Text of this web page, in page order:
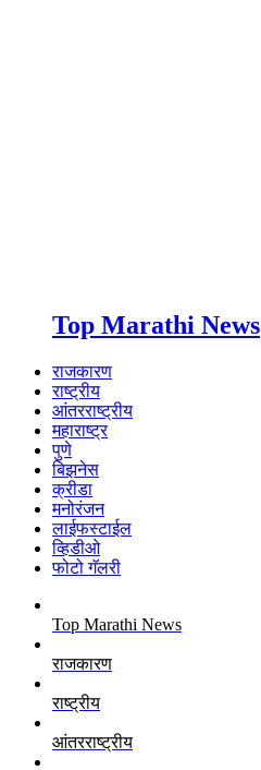
Top Marathi News
राजकारण
राष्ट्रीय
आंतरराष्ट्रीय
महाराष्ट्र
पुणे
बिझनेस
क्रीडा
मनोरंजन
लाईफस्टाईल
व्हिडीओ
फोटो गॅलरी
Top Marathi News
राजकारण
राष्ट्रीय
आंतरराष्ट्रीय